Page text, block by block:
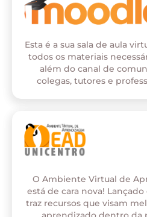
Esta é a sua sala de aula
todos os materiais
além do canal de
colegas, tutores e
O Ambiente Virtual de
está de cara nova! Lançado
traz recursos que visam